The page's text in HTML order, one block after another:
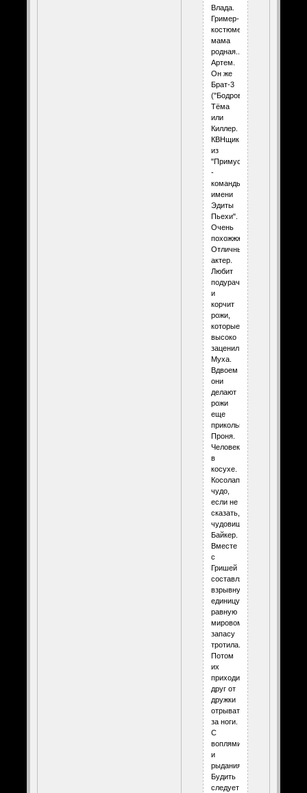
Влада.
Гример-
костюмер-
мама
родная...
Артем.
Он же
Брат-3
("Бодров"),
Тёма
или
Киллер.
КВНщик
из
"Примуса
-
команды
имени
Эдиты
Пьехи".
Очень
похожжж.
Отличный
актер.
Любит
подурачиться
и
корчит
рожи,
которые
высоко
заценил
Муха.
Вдвоем
они
делают
рожи
еще
прикольнее.
Проня.
Человек
в
косухе.
Косолапое
чудо,
если не
сказать,
чудовище.
Байкер.
Вместе
с
Гришей
составляют
взрывную
единицу,
равную
мировому
запасу
тротила.
Потом
их
приходится
друг от
дружки
отрывать
за ноги.
С
воплями
и
рыданиями.
Будить
следует